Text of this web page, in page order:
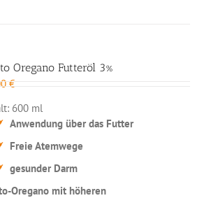
Oregano Futteröl 3%
€
600 ml
Anwendung über das Futter
Freie Atemwege
gesunder Darm
Oregano mit höheren